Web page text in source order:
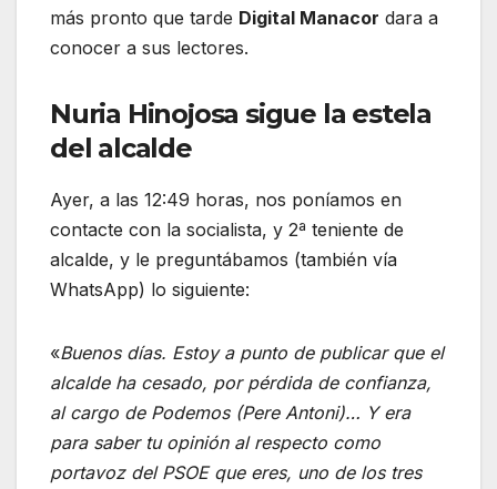
más pronto que tarde Digital Manacor dara a
conocer a sus lectores.
Nuria Hinojosa sigue la estela
del alcalde
Ayer, a las 12:49 horas, nos poníamos en
contacte con la socialista, y 2ª teniente de
alcalde, y le preguntábamos (también vía
WhatsApp) lo siguiente:
«Buenos días. Estoy a punto de publicar que el
alcalde ha cesado, por pérdida de confianza,
al cargo de Podemos (Pere Antoni)… Y era
para saber tu opinión al respecto como
portavoz del PSOE que eres, uno de los tres